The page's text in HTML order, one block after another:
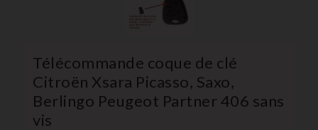
Télécommande coque de clé
Citroën Xsara Picasso, Saxo,
Berlingo Peugeot Partner 406 sans
vis